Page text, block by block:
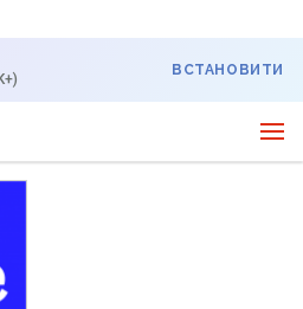
ВСТАНОВИТИ